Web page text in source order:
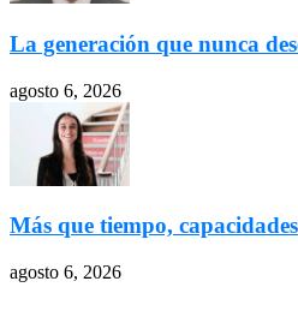
La generación que nunca
agosto 6, 2026
Más que tiempo, capacidades
agosto 6, 2026